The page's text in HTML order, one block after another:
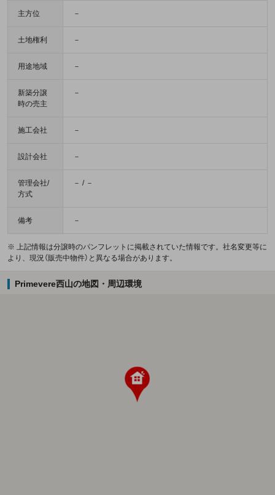
主方位 －
土地権利 －
用途地域 －
新築分譲
時の売主
－
施工会社 －
設計会社 －
管理会社/
方式
－ / －
備考 －
※ 上記情報は分譲時のパンフレットに掲載されていた情報です。社名変更等に
より、現況（販売中物件）と異なる場合があります。
Primevere西山の地図・周辺環境